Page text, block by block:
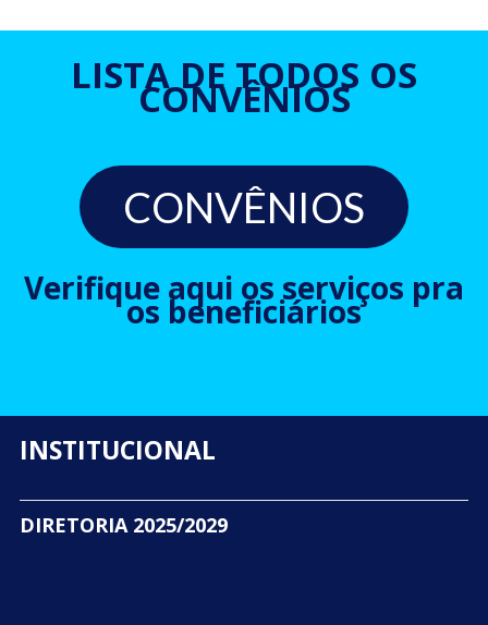
LISTA DE TODOS OS
CONVÊNIOS
CONVÊNIOS
Verifique aqui os serviços pra
os beneficiários
INSTITUCIONAL
DIRETORIA 2025/2029